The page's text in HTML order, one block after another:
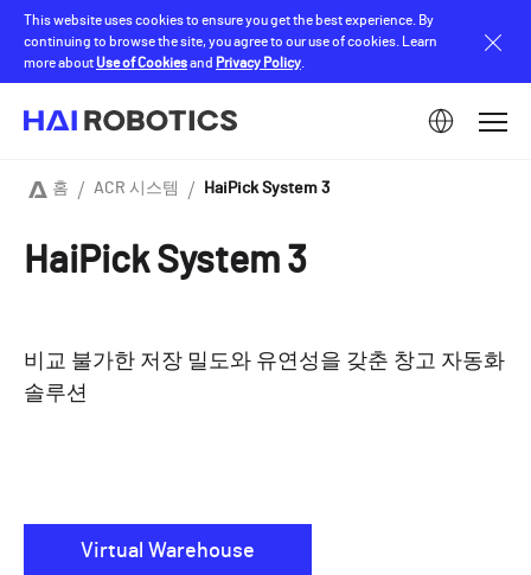
main
content
This website uses cookies to ensure you get the best experience. By
continuing to browse the site, you agree to our use of cookies. Learn
more about Use of Cookiesand Privacy Policy
Image
Breadcrumb
홈 ACR 시스템 HaiPick System 3
HaiPick System 3
비교 불가한 저장 밀도와 유연성을 갖춘 창고 자동화
솔루션
Virtual Warehouse